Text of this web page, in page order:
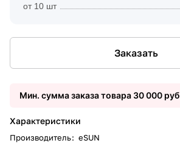
от 10 шт
Заказать
Мин. сумма заказа товара 30 000 руб
Характеристики
Производитель: eSUN